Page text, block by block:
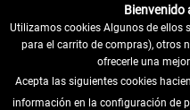
Bienvenido
Utilizamos cookies Algunos de ellos
para el carrito de compras), otros
ofrecerle una
Acepta las siguientes cookies
información en la configuración de